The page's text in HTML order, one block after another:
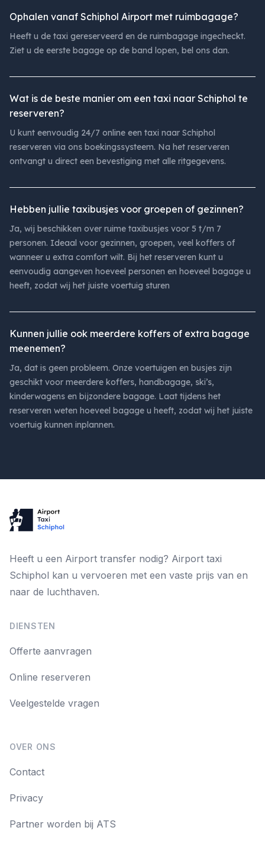
Ophalen vanaf Schiphol Airport met ruimbagage?
Heeft u de taxi gereserveerd en de ruimbagage ingecheckt.
Ziet u de eerste bagage op de band lopen, bel ons dan.
Wat is de beste manier om een taxi naar Schiphol te
reserveren?
U kunt eenvoudig 24/7 online een taxi naar Schiphol
reserveren via ons boekingssysteem. Na het reserveren
ontvangt u direct een bevestiging met alle ritgegevens.
Hebben jullie taxibusjes voor groepen of gezinnen?
Ja, wij beschikken over ruime taxibusjes voor 5 t/m 7
personen. Ideaal voor gezinnen, groepen, veel koffers of
wanneer u extra comfort wilt. Bij het reserveren kunt u
eenvoudig aangeven hoeveel personen en hoeveel bagage u
heeft, zodat wij het juiste voertuig sturen
Kunnen jullie ook meerdere koffers of extra bagage
meenemen?
Ja, dat is geen probleem. Onze voertuigen en busjes zijn
geschikt voor meerdere koffers, handbagage, ski’s,
kinderwagens en bijzondere bagage. Laat tijdens het
reserveren weten hoeveel bagage u heeft, zodat wij het juiste
voertuig kunnen inplannen.
Heeft u een Airport transfer nodig? Airport taxi
Schiphol kan u vervoeren met een vaste prijs van en
naar de luchthaven.
DIENSTEN
Offerte aanvragen
Online reserveren
Veelgestelde vragen
OVER ONS
Contact
Privacy
Partner worden bij ATS